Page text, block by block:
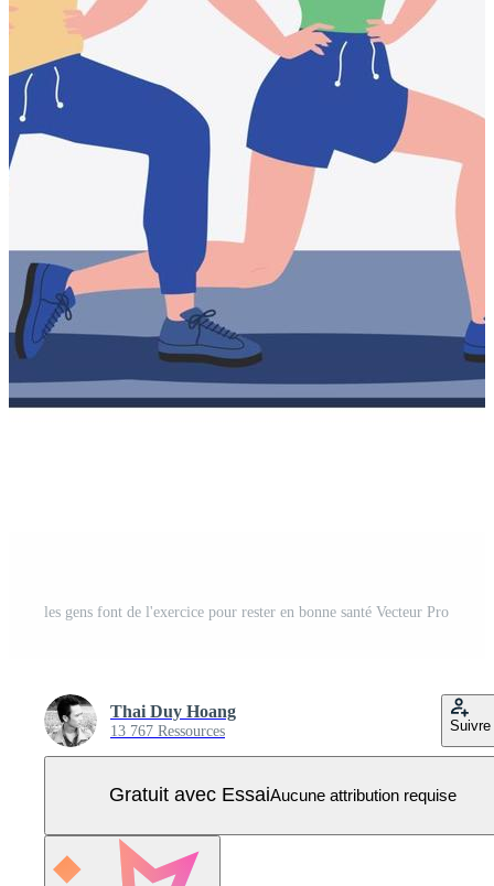
les gens font de l'exercice pour rester en bonne santé Vecteur Pro
Thai Duy Hoang
13 767 Ressources Suivre
Gratuit avec EssaiAucune attribution requise